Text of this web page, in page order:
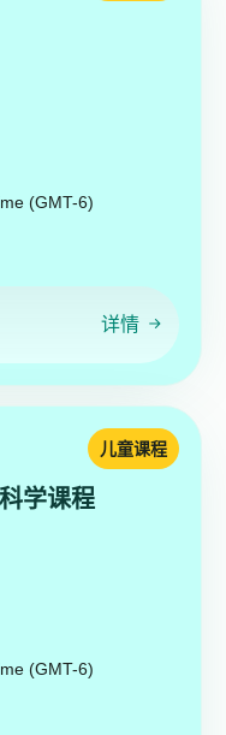
(GMT-6)
详情
学课程
儿童课程
(GMT-6)